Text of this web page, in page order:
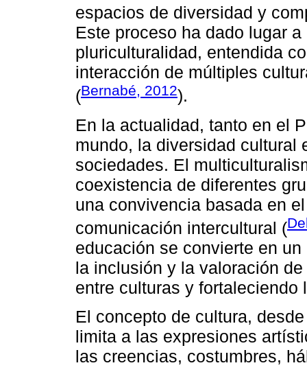
espacios de diversidad y
Este proceso ha dado lugar
pluriculturalidad, entendida
interacción de múltiples
(Bernabé, 2012).
En la actualidad, tanto en el
mundo, la diversidad cultural
sociedades. El
coexistencia de diferentes
una convivencia basada en
comunicación intercultural (
educación se convierte en
la inclusión y la valoración
entre culturas y fortaleciendo
El concepto de cultura,
limita a las expresiones
las creencias, costumbres,